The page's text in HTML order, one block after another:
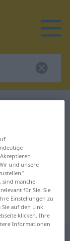
für
Verb
und unsere
sind manche
für Sie. Sie
Einstellungen zu
auf den Link
klicken. Ihre
Informationen